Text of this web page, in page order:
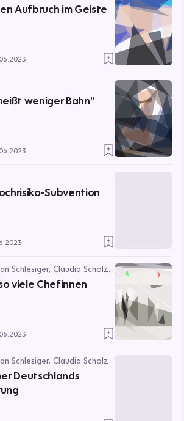
Aufbruch im Geiste
weniger Bahn"
Subvention
Schlesiger, Claudia Scholz,
viele Chefinnen
Schlesiger, Claudia Scholz
Deutschlands